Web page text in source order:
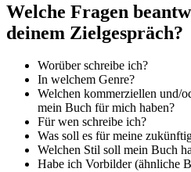
Welche Fragen
deinem Zielgespräch?
Worüber schreibe ich?
In welchem Genre?
Welchen kommerziellen und/
mein Buch für mich haben?
Für wen schreibe ich?
Was soll es für meine
Welchen Stil soll mein Buch
Habe ich Vorbilder (ähnliche